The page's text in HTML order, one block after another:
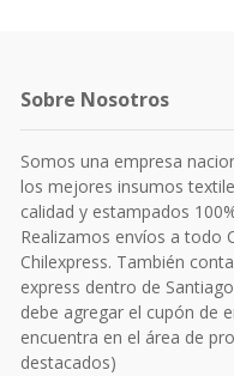
Sobre Nosotros
Somos una empresa
los mejores insumos
calidad y estampados
Realizamos envíos a todo
Chilexpress. También
express dentro de
debe agregar el cupón de
encuentra en el área de
destacados)